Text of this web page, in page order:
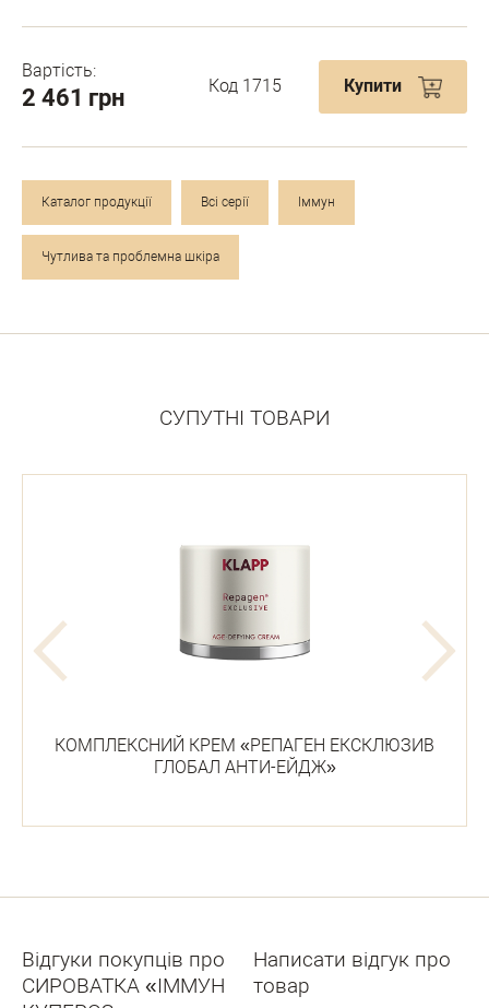
Вартість:
2 461 грн Код 1715 Купити
Каталог продукції Всі серії Іммун
Чутлива та проблемна шкіра
СУПУТНІ ТОВАРИ
КОМПЛЕКСНИЙ КРЕМ «РЕПАГЕН ЕКСКЛЮЗИВ
ГЛОБАЛ АНТИ-ЕЙДЖ»
Відгуки покупців про
СИРОВАТКА «ІММУН
Написати відгук про
товар